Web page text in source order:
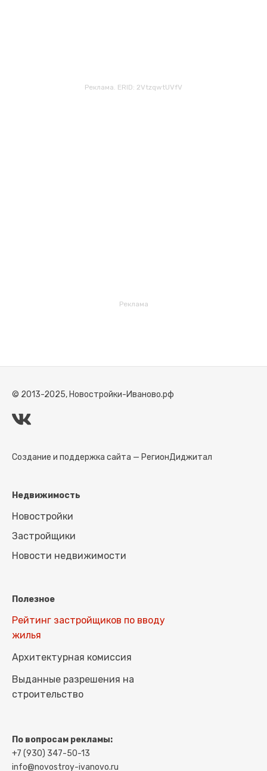
Реклама. ERID: 2VtzqwtUVfV
Реклама
© 2013-2025, Новостройки-Иваново.рф
Создание и поддержка сайта — РегионДиджитал
Недвижимость
Новостройки
Застройщики
Новости недвижимости
Полезное
Рейтинг застройщиков по вводу
жилья
Архитектурная комиссия
Выданные разрешения на
строительство
По вопросам рекламы:
+7 (930) 347-50-13
info@novostroy-ivanovo.ru